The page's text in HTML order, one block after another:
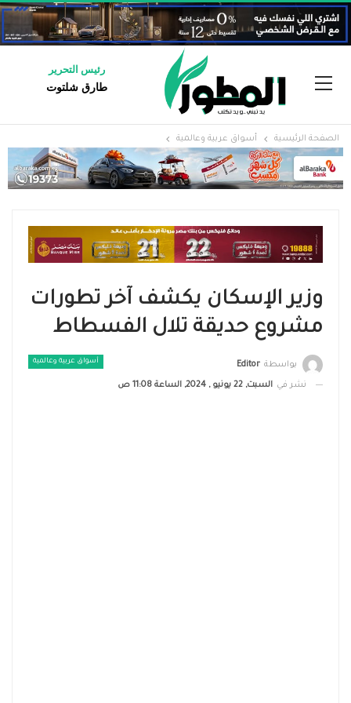
رئيس التحرير
طارق شلتوت
الصفحة الرئيسية أسواق عربية وعالمية
وزير الإسكان يكشف آخر تطورات
مشروع حديقة تلال الفسطاط
أسواق عربية وعالمية بواسطة Editor
نشر في السبت, 22 يونيو , 2024, الساعة 11:08 ص